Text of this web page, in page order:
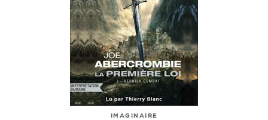
IMAGINAIRE